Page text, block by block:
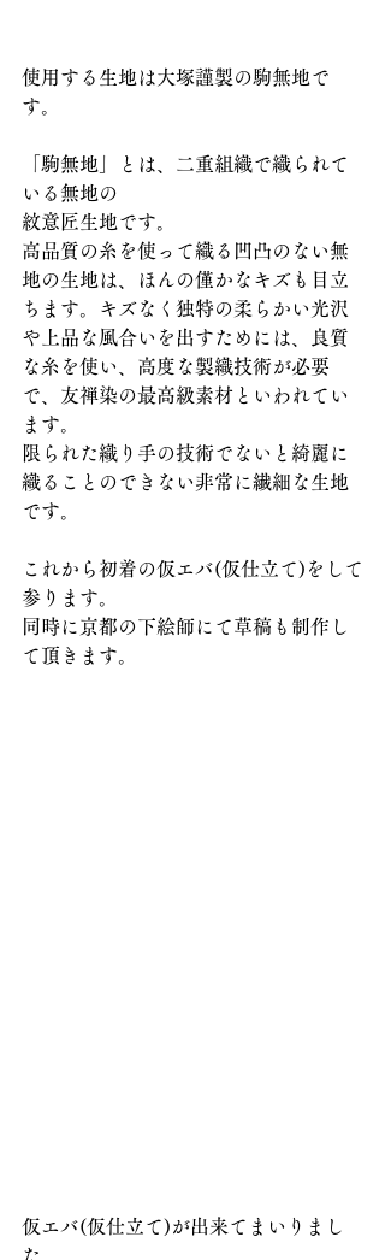
使用する生地は大塚謹製の駒無地で
す。
「駒無地」とは、二重組織で織られて
いる無地の
紋意匠生地です。
高品質の糸を使って織る凹凸のない無
地の生地は、ほんの僅かなキズも目立
ちます。キズなく独特の柔らかい光沢
や上品な風合いを出すためには、良質
な糸を使い、高度な製織技術が必要
で、友禅染の最高級素材といわれてい
ます。
限られた織り手の技術でないと綺麗に
織ることのできない非常に繊細な生地
です。
これから初着の仮エバ(仮仕立て)をして
参ります。
同時に京都の下絵師にて草稿も制作し
て頂きます。
仮エバ(仮仕立て)が出来てまいりまし
た。